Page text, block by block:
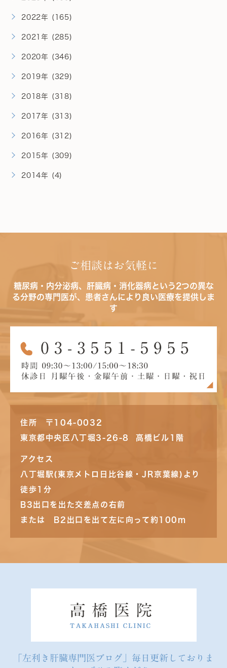
2022年 (165)
2021年 (285)
2020年 (346)
2019年 (329)
2018年 (318)
2017年 (313)
2016年 (312)
2015年 (309)
2014年 (4)
ご相談はお気軽に
糖尿病・内分泌病、肝臓病・消化器病という2つの異な
る分野の専門医が、患者さんにより良い医療を提供しま
す
住所 〒104-0032
東京都中央区八丁堀3-26-8 高橋ビル1階
アクセス
八丁堀駅(東京メトロ日比谷線・JR京葉線)より
徒歩1分
B3出口を出た交差点の右前
または B2出口を出て左に向って約100m
「左利き肝臓専門医ブログ」毎日更新しておりま